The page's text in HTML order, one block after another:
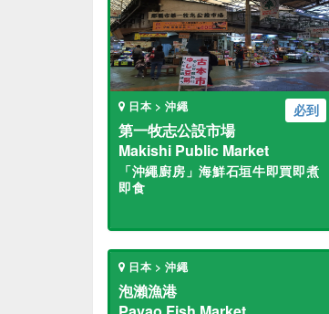
必到
日本 > 沖繩
第一牧志公設市場
Makishi Public Market
「沖繩廚房」海鮮石垣牛即買即煮
即食
日本 > 沖繩
泡瀨漁港